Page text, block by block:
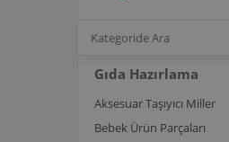
Gıda Hazırlama
Aksesuar Taşıyıcı Miller
Bebek Ürün Parçaları